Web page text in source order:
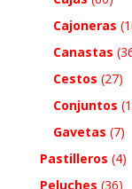
Cajoneras
Canastas
Cestos (27)
Conjuntos
Gavetas (7)
Pastilleros (4)
Peluches (36)